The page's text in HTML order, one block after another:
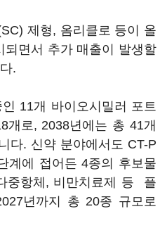
제형, 옴리클로 등이 올
면서 추가 매출이 발생할
.
11개 바이오시밀러 포트
개로, 2038년에는 총 41개
다. 신약 분야에서도 CT-P
계에 접어든 4종의 후보물
중항체, 비만치료제 등 플
년까지 총 20종 규모로